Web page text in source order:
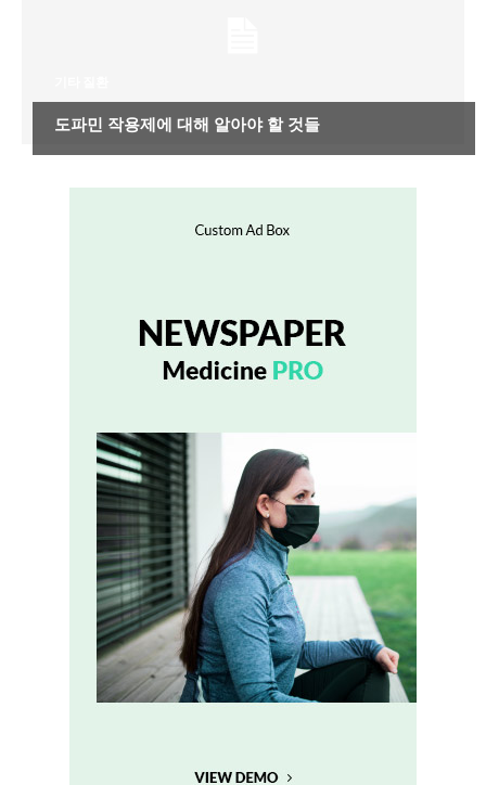
도파민 작용제에 대해 알아야 할 것들